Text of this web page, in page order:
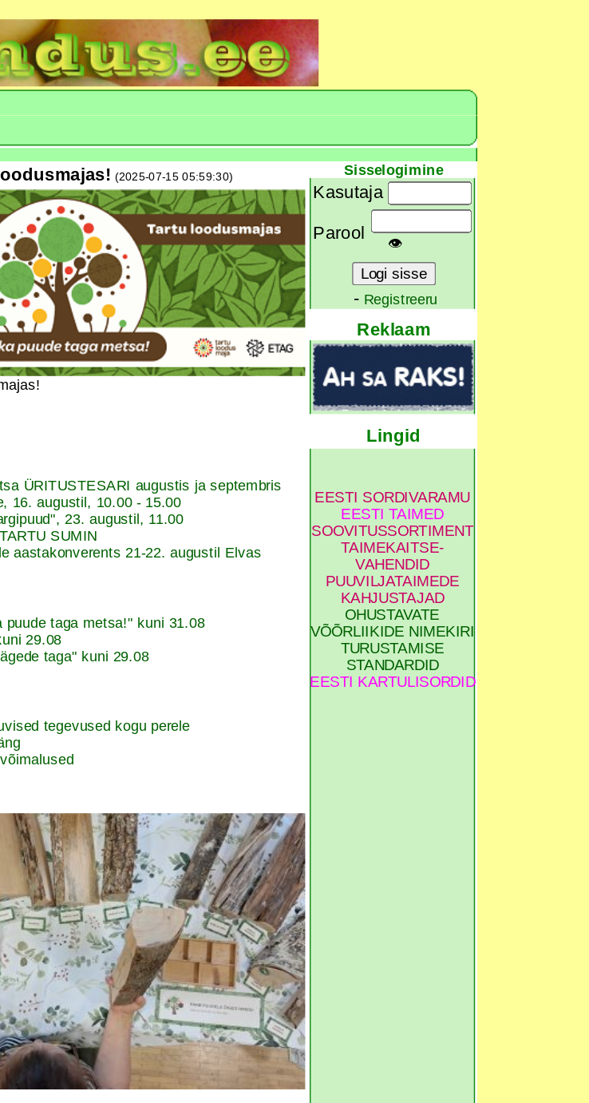
(2025-07-15 05:59:30)
ÜRITUSTESARI augustis ja septembris
16. augustil, 10.00 - 15.00
23. augustil, 11.00
TARTU SUMIN
aastakonverents 21-22. augustil Elvas
puude taga metsa!" kuni 31.08
29.08
taga" kuni 29.08
tegevused kogu perele
Sisselogimine
Kasutaja
Parool
👁
- Registreeru
Reklaam
Lingid
EESTI SORDIVARAMU
EESTI TAIMED
SOOVITUSSORTIMENT
TAIMEKAITSE-
VAHENDID
PUUVILJATAIMEDE
KAHJUSTAJAD
OHUSTAVATE
VÕÕRLIIKIDE NIMEKIRI
TURUSTAMISE
STANDARDID
EESTI KARTULISORDID